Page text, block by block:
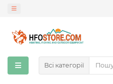
Всі категорії